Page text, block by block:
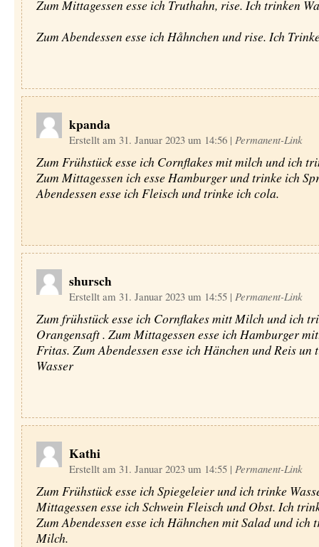
Zum Mittagessen esse ich Truthahn, rise. Ich trinken
Zum Abendessen esse ich Håhnchen und rise. Ich
kpanda
Erstellt am 31. Januar 2023 um 14:56 | Permanent-Link
Zum Frühstück esse ich Cornflakes mit milch und ich
Zum Mittagessen ich esse Hamburger und trinke ich
Abendessen esse ich Fleisch und trinke ich cola.
shursch
Erstellt am 31. Januar 2023 um 14:55 | Permanent-Link
Zum frühstück esse ich Cornflakes mitt Milch und ich
Orangensaft . Zum Mittagessen esse ich Hamburger
Fritas. Zum Abendessen esse ich Hänchen und Reis un
Wasser
Kathi
Erstellt am 31. Januar 2023 um 14:55 | Permanent-Link
Zum Frühstück esse ich Spiegeleier und ich trinke
Mittagessen esse ich Schwein Fleisch und Obst. Ich
Zum Abendessen esse ich Hähnchen mit Salad und ich
Milch.